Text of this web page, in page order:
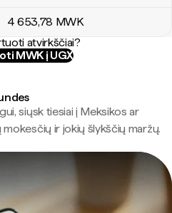
4 653,78 MWK
atvirkščiai?
MWK į UGX
siųsk tiesiai į Meksikos ar
ir jokių šlykščių maržų.